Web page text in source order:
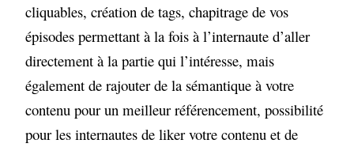
cliquables, création de tags, chapitrage de vos
épisodes permettant à la fois à l’internaute d’aller
directement à la partie qui l’intéresse, mais
également de rajouter de la sémantique à votre
contenu pour un meilleur référencement, possibilité
pour les internautes de liker votre contenu et de